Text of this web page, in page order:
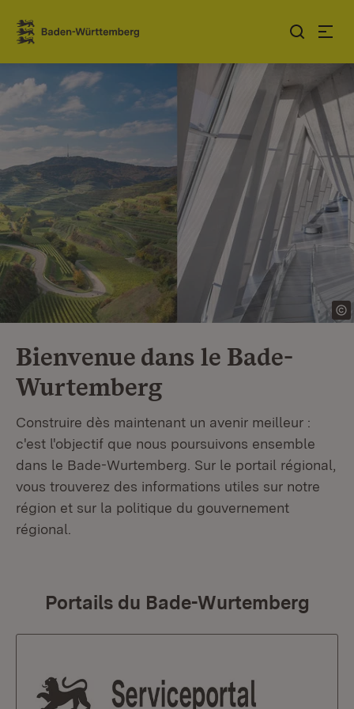
Sauter au contenu
Link zur Startseite
Bienvenue dans le Bade-
Wurtemberg
Construire dès maintenant un avenir meilleur :
c'est l'objectif que nous poursuivons ensemble
dans le Bade-Wurtemberg. Sur le portail régional,
vous trouverez des informations utiles sur notre
région et sur la politique du gouvernement
régional.
Portails du Bade-Wurtemberg